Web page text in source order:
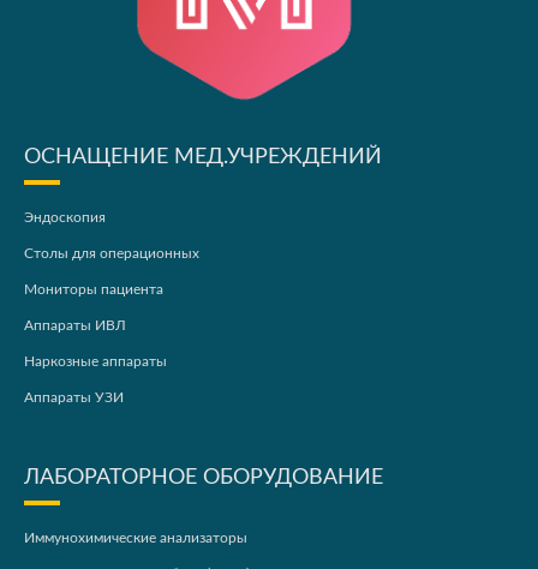
ОСНАЩЕНИЕ МЕД.УЧРЕЖДЕНИЙ
Эндоскопия
Столы для операционных
Мониторы пациента
Аппараты ИВЛ
Наркозные аппараты
Аппараты УЗИ
ЛАБОРАТОРНОЕ ОБОРУДОВАНИЕ
Иммунохимические анализаторы